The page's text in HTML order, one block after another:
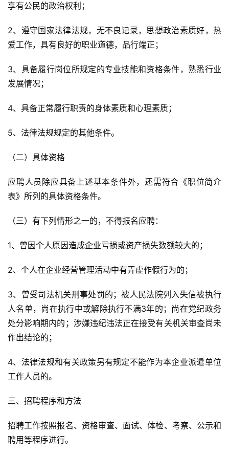
享有公民的政治权利；
2、遵守国家法律法规，无不良记录，思想政治素质好，热
爱工作，具有良好的职业道德，品行端正；
3、具备履行岗位所规定的专业技能和资格条件，熟悉行业
发展情况；
4、具备正常履行职责的身体素质和心理素质；
5、法律法规规定的其他条件。
（二）具体资格
应聘人员除应具备上述基本条件外，还需符合《职位简介
表》所列的具体资格条件。
（三）有下列情形之一的，不得报名应聘：
1、曾因个人原因造成企业亏损或资产损失数额较大的；
2、个人在企业经营管理活动中有弄虚作假行为的；
3、曾受司法机关刑事处罚的；被人民法院列入失信被执行
人名单，尚在执行中或解除执行不满3年的；尚在党纪政务
处分影响期内的；涉嫌违纪违法正在接受有关机关审查尚未
作出结论的；
4、法律法规和有关政策另有规定不能作为本企业派遣单位
工作人员的。
三、招聘程序和方法
招聘工作按照报名、资格审查、面试、体检、考察、公示和
聘用等程序进行。